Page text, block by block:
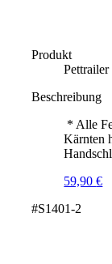
Produkt
Beschreibung
* Alle
Kärnten
59,90€
#S1401-2